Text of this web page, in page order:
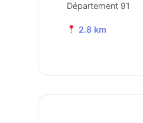
Département 91
2.8 km